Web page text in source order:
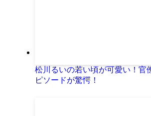
松川るいの若い頃が可愛い！官
ピソードが驚愕！